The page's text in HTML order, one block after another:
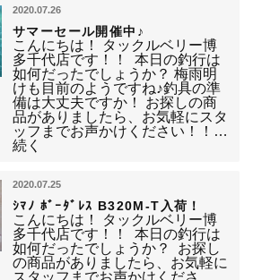
2020.07.26
サマーセール開催中♪
こんにちは！ タックルベリー博
多千代店です！！ 本日の釣行は
如何だったでしょうか？ 梅雨明
けも目前のようですね♪釣具の準
備は大丈夫ですか！ お探しの商
品がありましたら、お気軽にスタ
ッフまでお声かけください！！…
続く
2020.07.25
ｼﾏﾉ ﾎﾞｰﾀﾞﾚｽ B320M-T入荷！
こんにちは！ タックルベリー博
多千代店です！！ 本日の釣行は
如何だったでしょうか？ お探し
の商品がありましたら、お気軽に
スタッフまでお声かけくださ